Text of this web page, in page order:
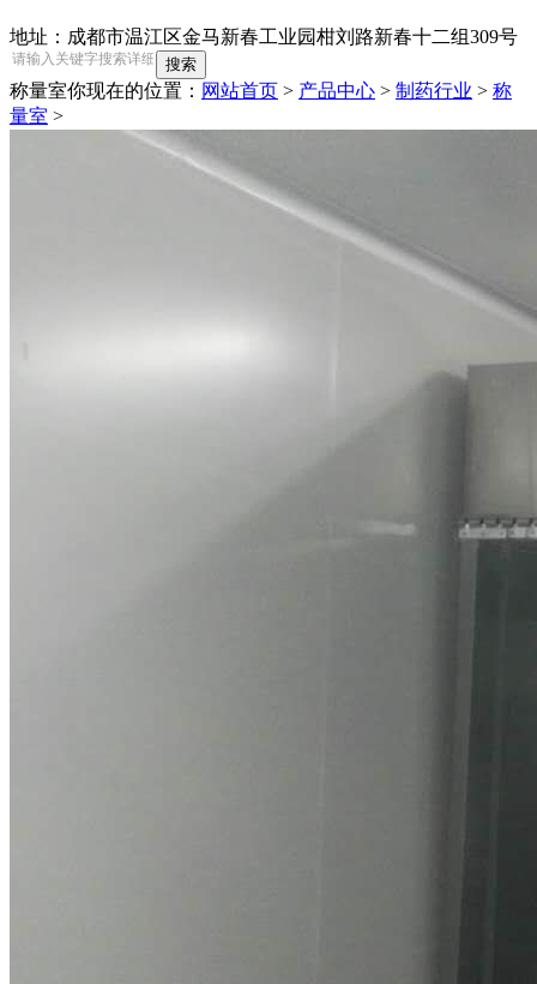
地址：成都市温江区金马新春工业园柑刘路新春十二组309号
称量室你现在的位置： 网站首页 > 产品中心 > 制药行业 > 称
量室 >